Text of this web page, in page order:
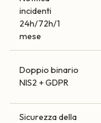
incidenti
24h/72h/1
mese
Doppio binario
NIS2 + GDPR
Sicurezza della